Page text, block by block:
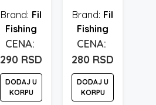
Fil
Fishing
290 RSD
DODAJ U
KORPU
Fil
Fishing
280 RSD
DODAJ U
KORPU